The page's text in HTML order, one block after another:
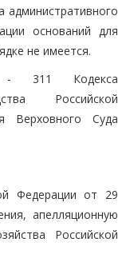
административного
оснований для
не имеется.
- 311 Кодекса
Российской
Верховного Суда
Федерации от 29
апелляционную
Российской